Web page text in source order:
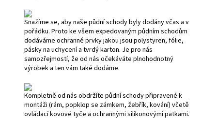
Snažíme se, aby naše půdní schody byly dodány včas a v
pořádku. Proto ke všem expedovaným půdním schodům
dodáváme ochranné prvky jakou jsou polystyren, fólie,
pásky na uchycení a tvrdý karton. Je pro nás
samozřejmostí, že od nás očekáváte plnohodnotný
výrobek a ten vám také dodáme.
Kompletně od nás obdržíte půdní schody připravené k
montáži (rám, popklop se zámkem, žebřík, kování) včetě
ovládací kovové tyče a ochrannými silikonovými patkami.